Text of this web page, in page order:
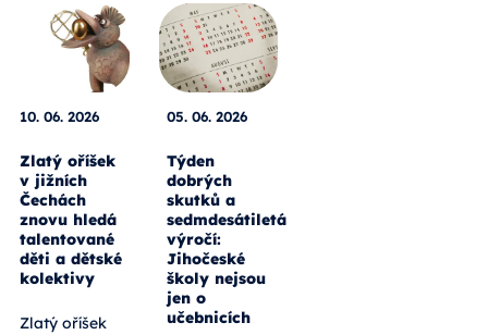
10. 06. 2026
Zlatý oříšek
v jižních
Čechách
znovu hledá
talentované
děti a dětské
kolektivy
Zlatý oříšek
05. 06. 2026
Týden
dobrých
skutků a
sedmdesátiletá
výročí:
Jihočeské
školy nejsou
jen o
učebnicích